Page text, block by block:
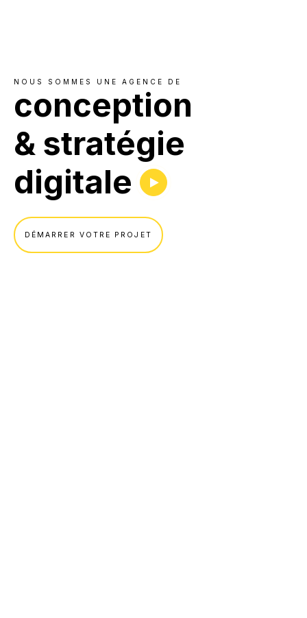
NOUS SOMMES UNE AGENCE DE
conception
& stratégie
digitale
DÉMARRER VOTRE PROJET